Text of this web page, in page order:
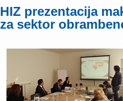
HIZ prezentacija
za sektor